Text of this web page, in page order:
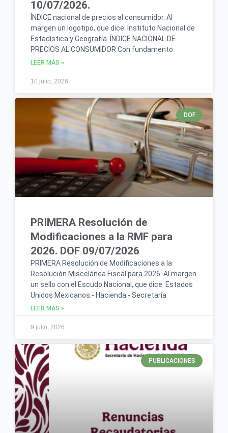
10/07/2026.
ÍNDICE nacional de precios al consumidor. Al
margen un logotipo, que dice: Instituto Nacional de
Estadística y Geografía. ÍNDICE NACIONAL DE
PRECIOS AL CONSUMIDOR Con fundamento
LEER MÁS »
10 julio, 2026
DOF
PRIMERA Resolución de
Modificaciones a la RMF para
2026. DOF 09/07/2026
PRIMERA Resolución de Modificaciones a la
Resolución Miscelánea Fiscal para 2026. Al margen
un sello con el Escudo Nacional, que dice: Estados
Unidos Mexicanos.- Hacienda.- Secretaría
LEER MÁS »
9 julio, 2026
PUBLICACIONES